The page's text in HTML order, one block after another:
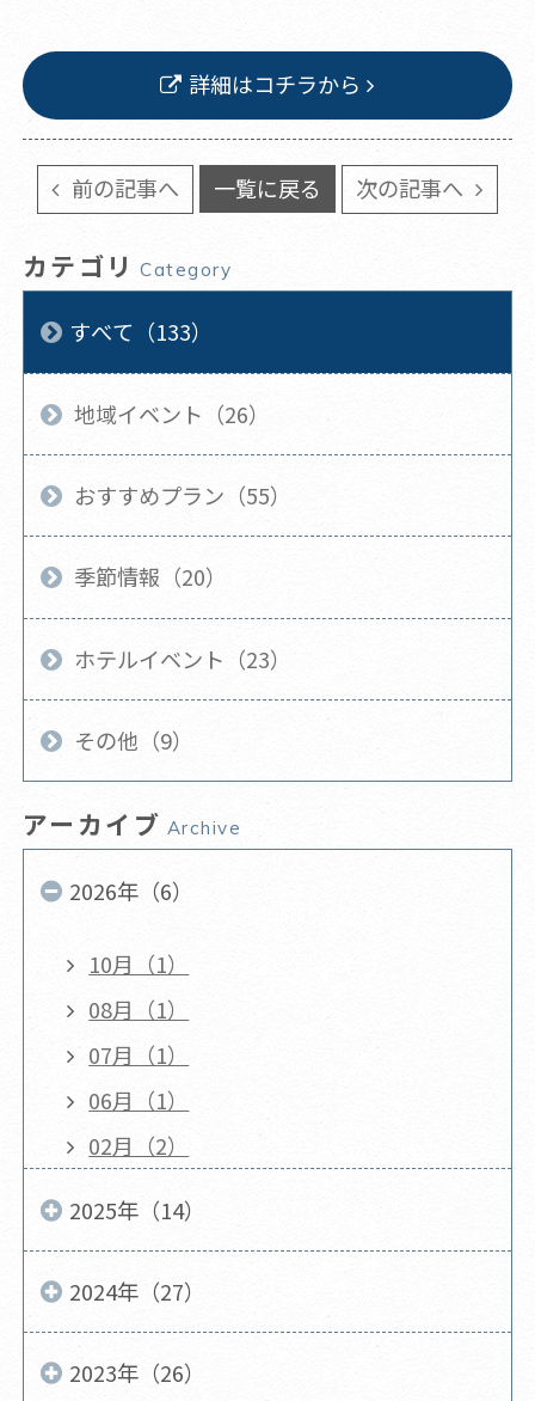
詳細はコチラから
前の記事へ 一覧に戻る 次の記事へ
カテゴリ Category
すべて（133）
地域イベント（26）
おすすめプラン（55）
季節情報（20）
ホテルイベント（23）
その他（9）
アーカイブ Archive
2026年（6）
10月（1）
08月（1）
07月（1）
06月（1）
02月（2）
2025年（14）
2024年（27）
2023年（26）